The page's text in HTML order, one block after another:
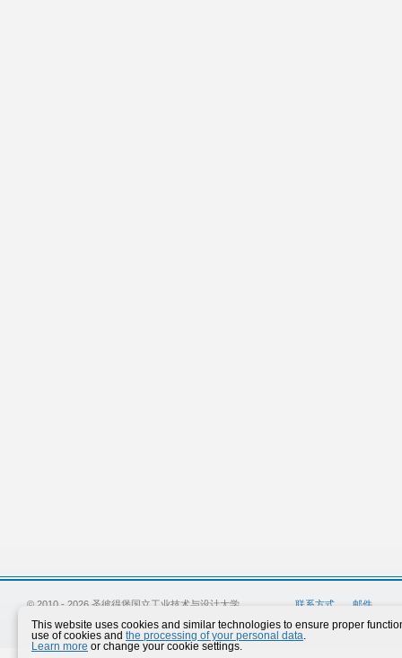
© 2010 - 2026 圣彼得堡国立工业技术与设计大学 联系方式 邮件
This website uses cookies and similar technologies to ensure proper
use of cookies and the processing of your personal data.
Learn more or change your cookie settings.